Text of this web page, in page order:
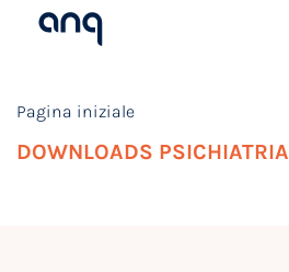
Pagina iniziale
DOWNLOADS PSICHIATRIA